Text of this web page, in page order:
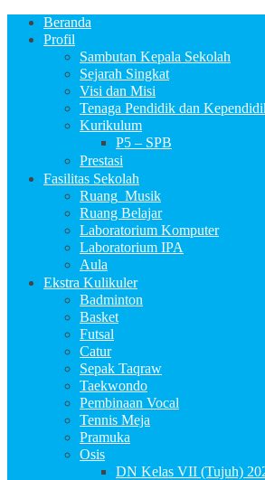
Beranda
Profil
Sambutan Kepala Sekolah
Sejarah Singkat
Visi dan Misi
Tenaga Pendidik dan
Kurikulum
P5 – SPB
Prestasi
Fasilitas Sekolah
Ruang_Musik
Ruang Belajar
Laboratorium Komputer
Laboratorium IPA
Aula
Ekstra Kulikuler
Badminton
Basket
Futsal
Catur
Sepak Taqraw
Taekwondo
Pembinaan Vocal
Tennis Meja
Pramuka
Osis
DN Kelas VII (Tujuh)